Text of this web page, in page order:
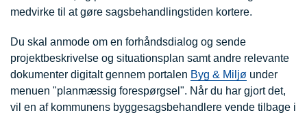
medvirke til at gøre sagsbehandlingstiden kortere.
Du skal anmode om en forhåndsdialog og sende
projektbeskrivelse og situationsplan samt andre relevante
dokumenter digitalt gennem portalen Byg & Miljø under
menuen "planmæssig forespørgsel". Når du har gjort det,
vil en af kommunens byggesagsbehandlere vende tilbage i